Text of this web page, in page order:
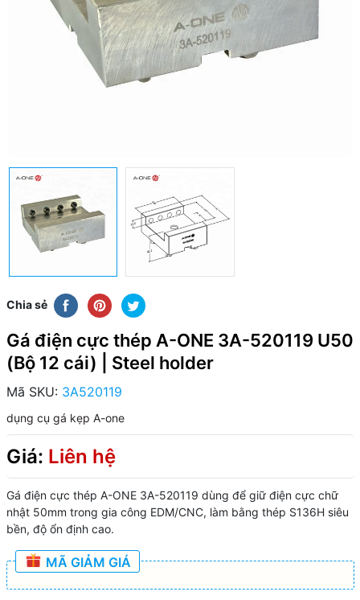
Chia sẻ
Gá điện cực thép A-ONE 3A-520119 U50
(Bộ 12 cái) | Steel holder
Mã SKU: 3A520119
dụng cụ gá kẹp A-one
Giá: Liên hệ
Gá điện cực thép A-ONE 3A-520119 dùng để giữ điện cực chữ
nhật 50mm trong gia công EDM/CNC, làm bằng thép S136H siêu
bền, độ ổn định cao.
MÃ GIẢM GIÁ